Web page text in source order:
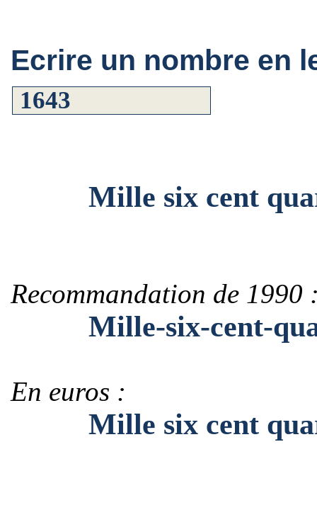
Ecrire un nombre en
Mille six cent
Recommandation de 1990
Mille-six-cent-
En euros :
Mille six cent